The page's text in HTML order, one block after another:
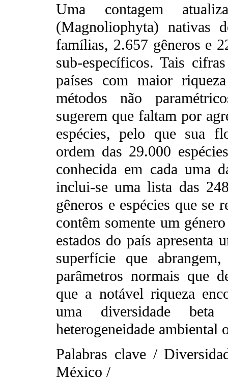
Uma contagem
(Magnoliophyta) nativas
famílias, 2.657 gêneros e
sub-específicos. Tais
países com maior
métodos não
sugerem que faltam por
espécies, pelo que sua
ordem das 29.000
conhecida em cada uma
inclui-se uma lista das
gêneros e espécies que se
contêm somente um
estados do país apresenta
superfície que
parâmetros normais que
que a notável riqueza
uma diversidade
heterogeneidade ambiental
Palabras clave /
México /